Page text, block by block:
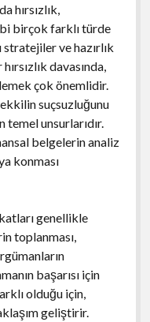
hırsızlık,
birçok farklı türde
ve hazırlık
davasında,
çok önemlidir.
suçsuzluğunu
temel unsurlarıdır.
belgelerin analiz
konması
genellikle
toplanması,
başarısı için
olduğu için,
geliştirir.